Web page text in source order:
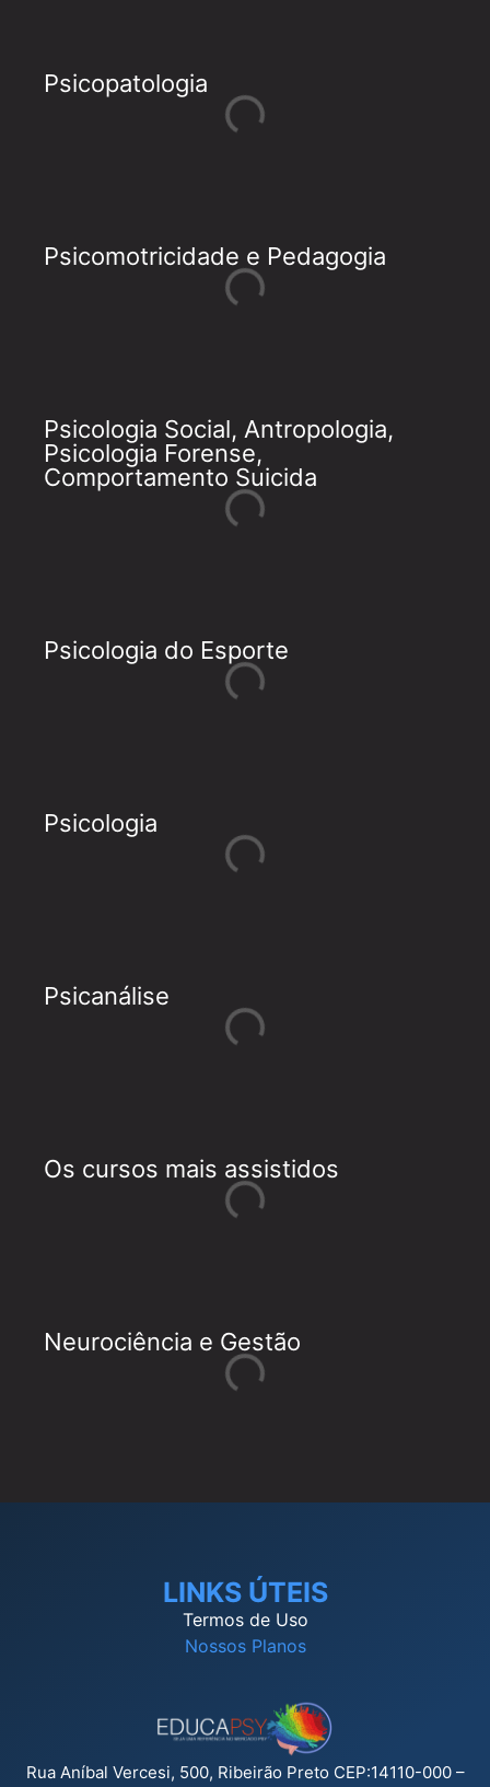
Psicopatologia
Psicomotricidade e Pedagogia
Psicologia Social, Antropologia,
Psicologia Forense,
Comportamento Suicida
Psicologia do Esporte
Psicologia
Psicanálise
Os cursos mais assistidos
Neurociência e Gestão
LINKS ÚTEIS
Termos de Uso
Nossos Planos
Rua Aníbal Vercesi, 500, Ribeirão Preto CEP:14110-000 –